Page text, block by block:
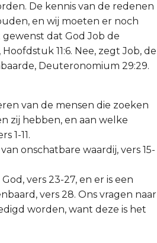
De kennis van de redenen
en wij moeten er noch
dat God Job de
11:6. Nee, zegt Job, de
Deuteronomium 29:29.
van de mensen die zoeken
zij hebben, en aan welke
1-11.
onschatbare waardij, vers 15-
vers 23-27, en er is een
vers 28. Ons vragen naar
worden, want deze is het